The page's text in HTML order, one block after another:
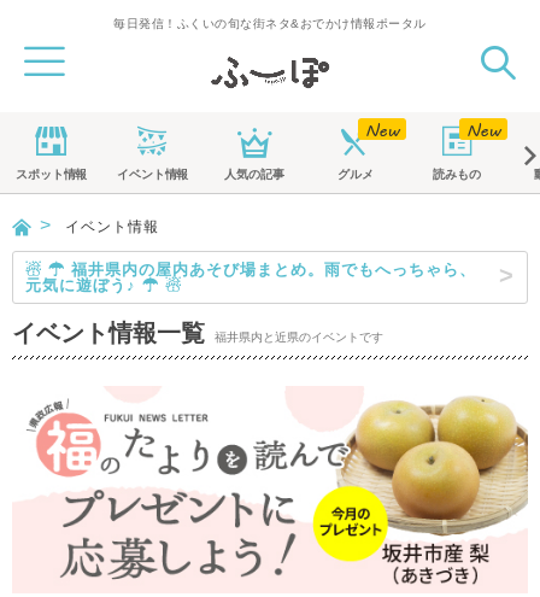
毎日発信！ふくいの旬な街ネタ&おでかけ情報ポータル
スポット情報 イベント情報 人気の記事 グルメ 読みもの
イベント情報
☃ ☂ 福井県内の屋内あそび場まとめ。雨でもへっちゃら、
元気に遊ぼう♪ ☂ ☃
イベント情報一覧 福井県内と近県のイベントです